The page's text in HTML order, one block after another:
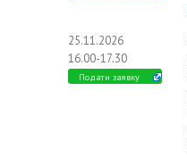
25.11.2026
16.00-17.30
Подати заявку